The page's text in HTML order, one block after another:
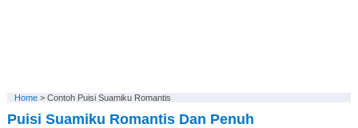
Home> Contoh Puisi Suamiku Romantis
Puisi Suamiku Romantis Dan Penuh